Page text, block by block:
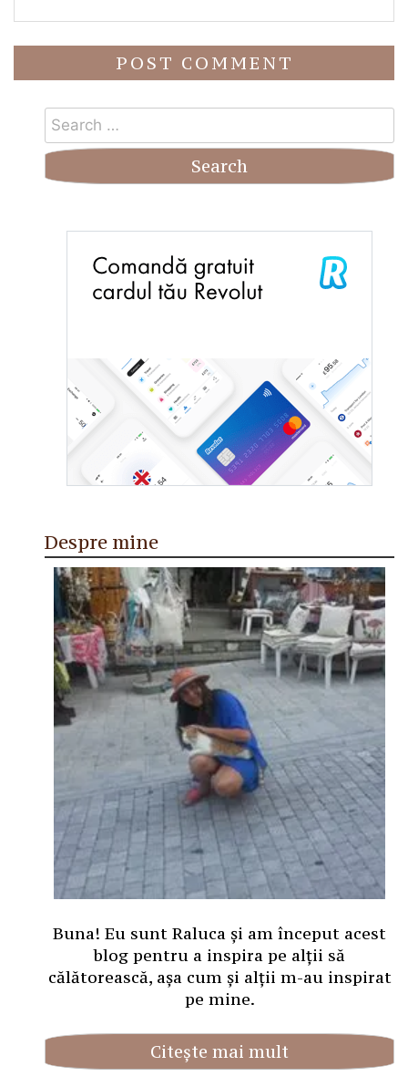
Search
for:
Despre mine
Buna! Eu sunt Raluca și am început acest
blog pentru a inspira pe alții să
călătorească, așa cum și alții m-au inspirat
pe mine.
Citește mai mult